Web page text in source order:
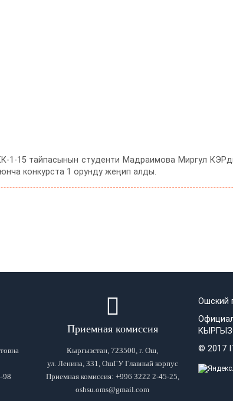
1-15 тайпасынын студенти Мадраимова Миргул
конкурста 1 орунду жеңип алды.
98
Приемная комиссия
Кыргызстан, 723500, г. Ош,
ул. Ленина, 331, ОшГУ Главный корпус
Приемная комиссия: +996 3222 2-45-25,
oshsu.oms@gmail.com
Ошский
© 2017